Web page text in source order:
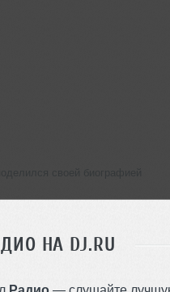
НА DJ.RU
Радио — слушайте